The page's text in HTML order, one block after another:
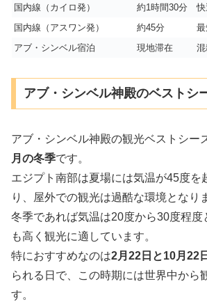
国内線（カイロ発）
約1時間30分
国内線（アスワン発）
約45分
最
アブ・シンベル宿泊
現地滞在
アブ・シンベル神殿のベストシ
アブ・シンベル神殿の観光ベストシー
月の冬季です。
エジプト南部は夏場には気温が45度を
り、屋外での観光は過酷な環境となり
冬季であれば気温は20度から30度程度
も高く観光に適しています。
特におすすめなのは2月22日と10月22日
られる日で、この時期には世界中から
す。